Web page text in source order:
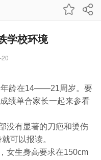
学校环境
龄在14——21周岁。要
绩单合家长一起来参看
有显著的刀疤和烫伤
可以报读。
生身高要求在150cm